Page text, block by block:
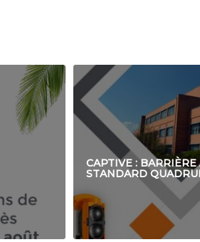
CAPTIVE :
STANDARD